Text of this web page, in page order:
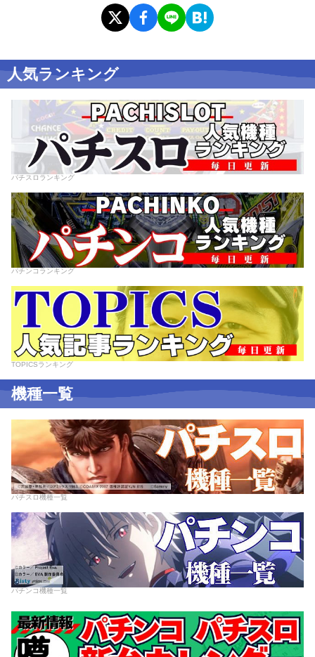
人気ランキング
パチスロランキング
パチンコランキング
TOPICSランキング
機種一覧
パチスロ機種一覧
パチンコ機種一覧